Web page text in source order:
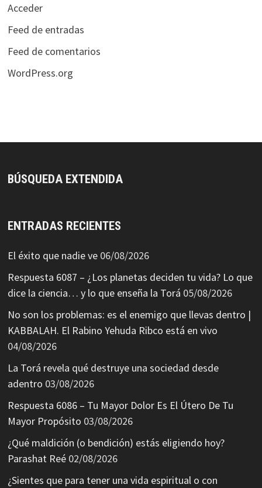
Acceder
Feed de entradas
Feed de comentarios
WordPress.org
BÚSQUEDA EXTENDIDA
ENTRADAS RECIENTES
El éxito que nadie ve 06/08/2026
Respuesta 6087 – ¿Los planetas deciden tu vida? Lo que
dice la ciencia… y lo que enseña la Torá 05/08/2026
No son los problemas: es el enemigo que llevas dentro |
KABBALAH. El Rabino Yehuda Ribco está en vivo
04/08/2026
La Torá revela qué destruye una sociedad desde
adentro 03/08/2026
Respuesta 6086 – Tu Mayor Dolor Es El Útero De Tu
Mayor Propósito 03/08/2026
¿Qué maldición (o bendición) estás eligiendo hoy?
Parashat Reé 02/08/2026
¿Sientes que para tener una vida espiritual o con